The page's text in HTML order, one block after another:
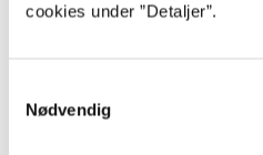
cookies under ”Detaljer”.
Nødvendig
lorem ipsum dolor sit amet ...
lorem ipsum dolor sit amet ...